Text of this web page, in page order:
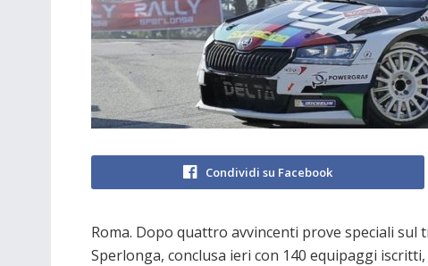
Condividi su Facebook
Roma. Dopo quattro avvincenti prove speciali sul
Sperlonga, conclusa ieri con 140 equipaggi